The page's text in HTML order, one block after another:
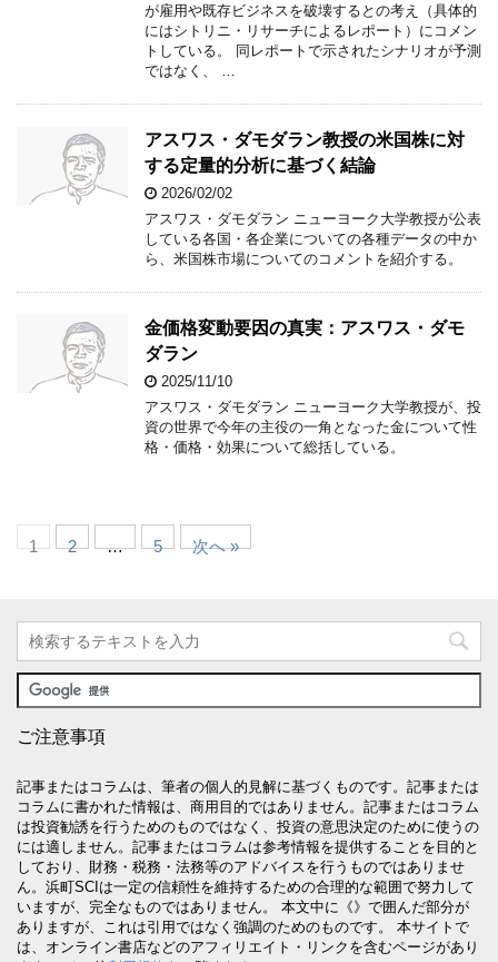
が雇用や既存ビジネスを破壊するとの考え（具体的
にはシトリニ・リサーチによるレポート）にコメン
トしている。 同レポートで示されたシナリオが予測
ではなく、 …
アスワス・ダモダラン教授の米国株に対
する定量的分析に基づく結論
2026/02/02
アスワス・ダモダラン ニューヨーク大学教授が公表
している各国・各企業についての各種データの中か
ら、米国株市場についてのコメントを紹介する。
金価格変動要因の真実：アスワス・ダモ
ダラン
2025/11/10
アスワス・ダモダラン ニューヨーク大学教授が、投
資の世界で今年の主役の一角となった金について性
格・価格・効果について総括している。
1 2 … 5 次へ »
ご注意事項
記事またはコラムは、筆者の個人的見解に基づくものです。記事または
コラムに書かれた情報は、商用目的ではありません。記事またはコラム
は投資勧誘を行うためのものではなく、投資の意思決定のために使うの
には適しません。記事またはコラムは参考情報を提供することを目的と
しており、財務・税務・法務等のアドバイスを行うものではありませ
ん。浜町SCIは一定の信頼性を維持するための合理的な範囲で努力して
いますが、完全なものではありません。 本文中に《》で囲んだ部分が
ありますが、これは引用ではなく強調のためのものです。 本サイトで
は、オンライン書店などのアフィリエイト・リンクを含むページがあり